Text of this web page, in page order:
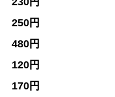
250円
480円
円
170円